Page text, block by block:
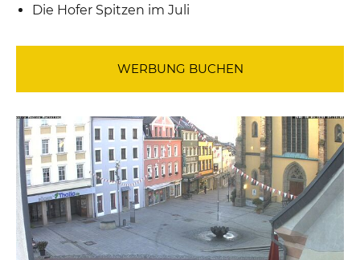
Die Hofer Spitzen im Juli
WERBUNG BUCHEN